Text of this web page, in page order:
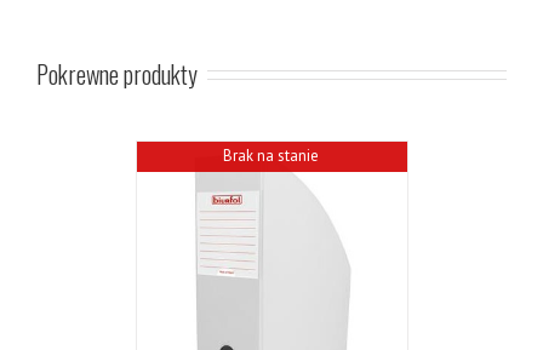
Pokrewne produkty
Brak na stanie